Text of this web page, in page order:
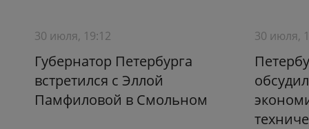
30 июля, 19:12
Губернатор Петербурга
встретился с Эллой
Памфиловой в Смольном
30 июля,